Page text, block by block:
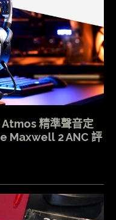
精準聲音定
Maxwell 2 ANC 評